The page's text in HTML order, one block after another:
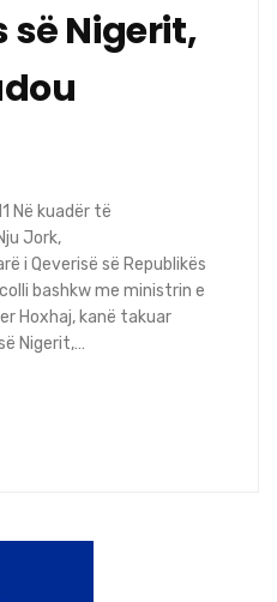
së Nigerit,
Në kuadër të
Jork,
i Qeverisë së Republikës
bashkw me ministrin e
Hoxhaj, kanë takuar
Nigerit,…